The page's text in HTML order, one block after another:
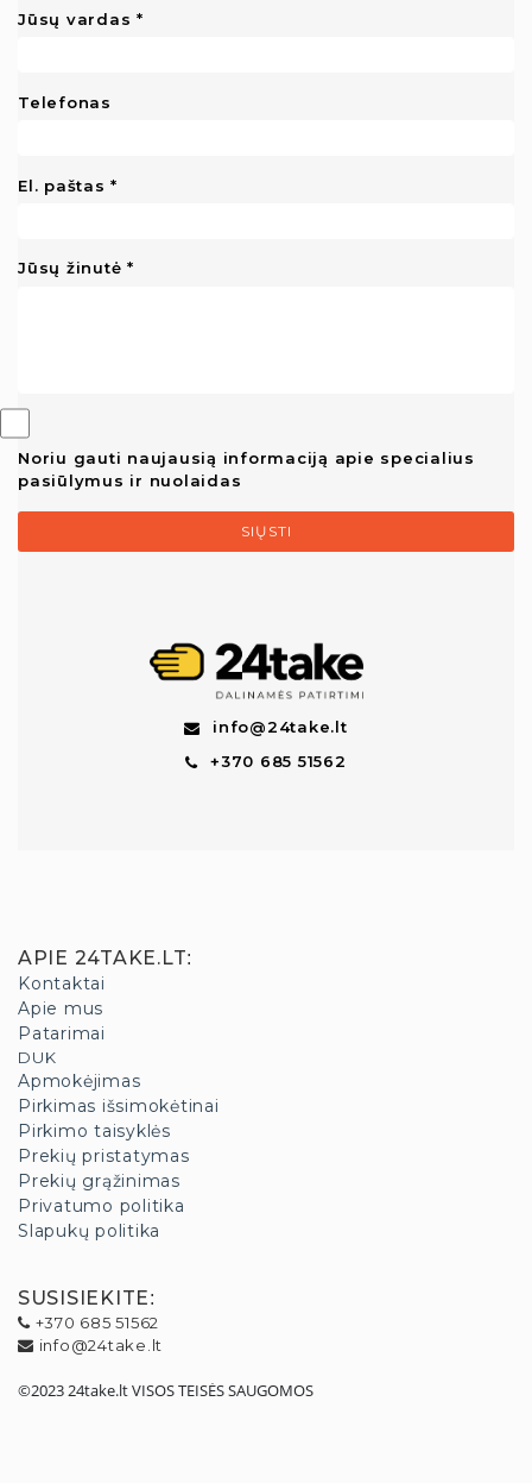
Jūsų vardas
Telefonas
El. paštas
Jūsų žinutė
Noriu gauti naujausią informaciją apie specialius
pasiūlymus ir nuolaidas
SIŲSTI
info@24take.lt
+370 685 51562
APIE 24TAKE.LT:
Kontaktai
Apie mus
Patarimai
DUK
Apmokėjimas
Pirkimas išsimokėtinai
Pirkimo taisyklės
Prekių pristatymas
Prekių grąžinimas
Privatumo politika
Slapukų politika
SUSISIEKITE:
+370 685 51562
info@24take.lt
©2023 24take.lt VISOS TEISĖS SAUGOMOS